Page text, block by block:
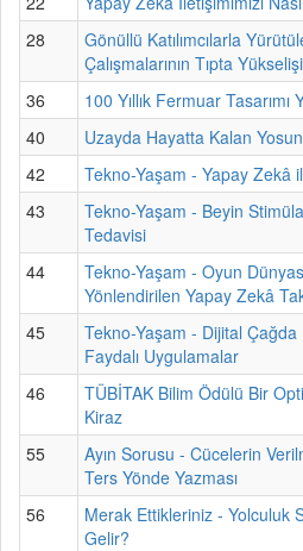
28
Gönüllü Katılımcılarla
Çalışmalarının Tıpta Yükselişi
36
100 Yıllık Fermuar
40
Uzayda Hayatta Kalan
42
Tekno-Yaşam - Yapay Zekâ
43
Tekno-Yaşam - Beyin
Tedavisi
44
Tekno-Yaşam - Oyun
Yönlendirilen Yapay Zekâ
45
Tekno-Yaşam - Dijital Çağda
Faydalı Uygulamalar
46
TÜBİTAK Bilim Ödülü Bir
Kiraz
55
Ayın Sorusu - Cücelerin
Ters Yönde Yazması
56
Merak Ettikleriniz - Yolculuk
Gelir?